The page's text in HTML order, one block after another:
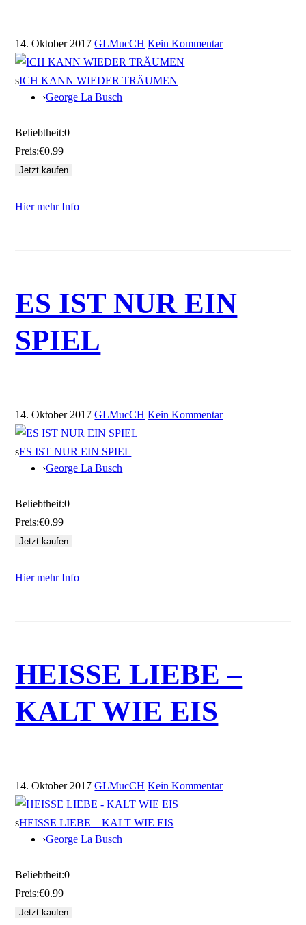
14. Oktober 2017 GLMucCH Kein Kommentar
sICH KANN WIEDER TRÄUMEN
›George La Busch
Beliebtheit:0
Preis:€0.99
Hier mehr Info
ES IST NUR EIN
SPIEL
14. Oktober 2017 GLMucCH Kein Kommentar
sES IST NUR EIN SPIEL
›George La Busch
Beliebtheit:0
Preis:€0.99
Hier mehr Info
HEISSE LIEBE –
KALT WIE EIS
14. Oktober 2017 GLMucCH Kein Kommentar
sHEISSE LIEBE – KALT WIE EIS
›George La Busch
Beliebtheit:0
Preis:€0.99